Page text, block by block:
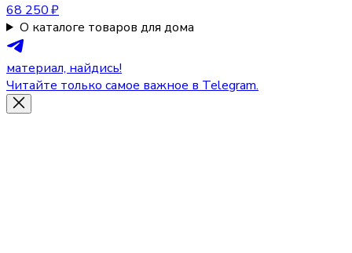
68 250 ₽
О каталоге товаров для дома
материал, найдись!
Читайте только самое важное в Telegram.